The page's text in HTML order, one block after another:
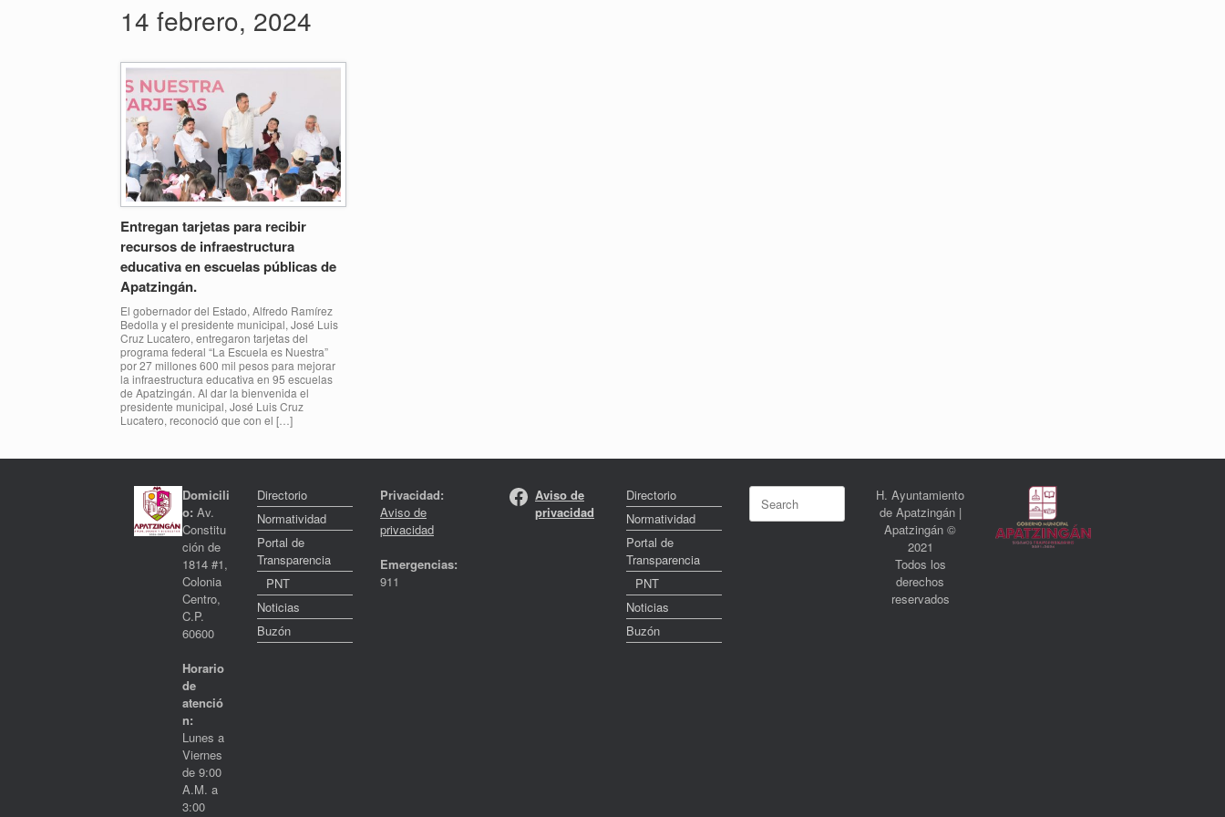
14 febrero, 2024
Entregan tarjetas para recibir
recursos de infraestructura
educativa en escuelas públicas de
Apatzingán.
El gobernador del Estado, Alfredo Ramírez
Bedolla y el presidente municipal, José Luis
Cruz Lucatero, entregaron tarjetas del
programa federal “La Escuela es Nuestra”
por 27 millones 600 mil pesos para mejorar
la infraestructura educativa en 95 escuelas
de Apatzingán. Al dar la bienvenida el
presidente municipal, José Luis Cruz
Lucatero, reconoció que con el […]
Domicili
o: Av.
Constitu
ción de
1814 #1,
Colonia
Centro,
C.P.
60600
Horario
de
atenció
n:
Lunes a
Viernes
de 9:00
A.M. a
3:00
Directorio
Normatividad
Portal de
Transparencia
PNT
Noticias
Buzón
Privacidad:
Aviso de
privacidad
Emergencias:
911
Facebook
Aviso de
privacidad
Directorio
Normatividad
Portal de
Transparencia
PNT
Noticias
Buzón
Search
for:
H. Ayuntamiento
de Apatzingán |
Apatzingán ©
2021
Todos los
derechos
reservados